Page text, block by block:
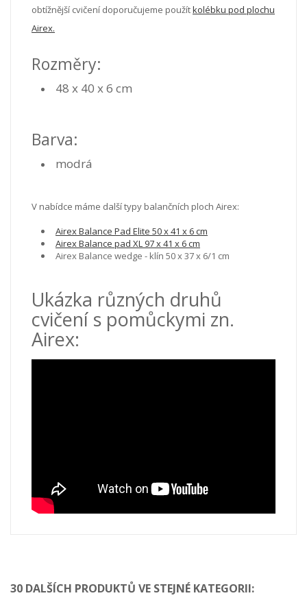
obtížnější cvičení doporučujeme použítkolébku pod plochu
Airex.
Rozměry:
48 x 40 x 6 cm
Barva:
modrá
V nabídce máme další typy balančních ploch Airex:
Airex Balance Pad Elite 50 x 41 x 6 cm
Airex Balance pad XL 97 x 41 x 6 cm
Airex Balance wedge - klín 50 x 37 x 6/1 cm
Ukázka různých druhů
cvičení s pomůckymi zn.
Airex:
30 DALŠÍCH PRODUKTŮ VE STEJNÉ KATEGORII: